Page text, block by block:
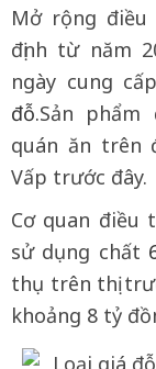
Mở rộng
định từ năm
ngày cung
đỗ.Sản
quán ăn trên
Vấp trước đây.
Cơ quan điều
sử dụng chất
thụ trên thị
khoảng 8 tỷ